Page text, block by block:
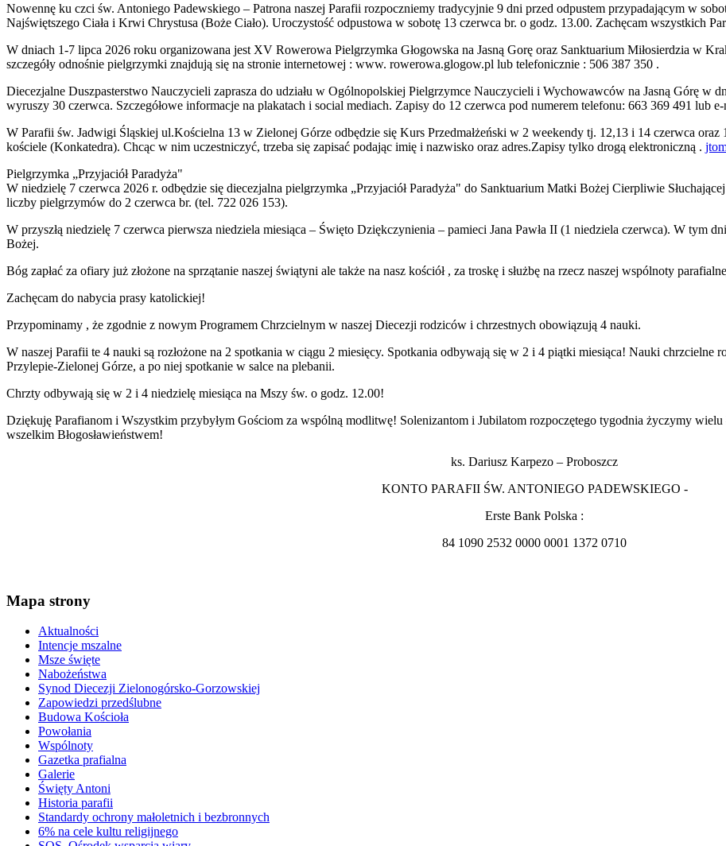
Nowennę ku czci św. Antoniego Padewskiego – Patrona naszej Parafii rozpoczniemy tradycyjnie 9 dni przed odpustem przypadającym w
Najświętszego Ciała i Krwi Chrystusa (Boże Ciało). Uroczystość odpustowa w sobotę 13 czerwca br. o godz. 13.00. Zachęcam wszystkich
W dniach 1-7 lipca 2026 roku organizowana jest XV Rowerowa Pielgrzymka Głogowska na Jasną Gorę oraz Sanktuarium Miłosierdzia w
szczegóły odnośnie pielgrzymki znajdują się na stronie internetowej : www. rowerowa.glogow.pl lub telefonicznie : 506 387 350 .
Diecezjalne Duszpasterstwo Nauczycieli zaprasza do udziału w Ogólnopolskiej Pielgrzymce Nauczycieli i Wychowawców na Jasną Górę w
wyruszy 30 czerwca. Szczegółowe informacje na plakatach i social mediach. Zapisy do 12 czerwca pod numerem telefonu: 663 369 491 lub
W Parafii św. Jadwigi Śląskiej ul.Kościelna 13 w Zielonej Górze odbędzie się Kurs Przedmałżeński w 2 weekendy tj. 12,13 i 14 czerwca
kościele (Konkatedra). Chcąc w nim uczestniczyć, trzeba się zapisać podając imię i nazwisko oraz adres.Zapisy tylko drogą elektroniczną .
Pielgrzymka „Przyjaciół Paradyża"
W niedzielę 7 czerwca 2026 r. odbędzie się diecezjalna pielgrzymka „Przyjaciół Paradyża" do Sanktuarium Matki Bożej Cierpliwie
liczby pielgrzymów do 2 czerwca br. (tel. 722 026 153).
W przyszłą niedzielę 7 czerwca pierwsza niedziela miesiąca – Święto Dziękczynienia – pamieci Jana Pawła II (1 niedziela czerwca). W tym
Bożej.
Bóg zapłać za ofiary już złożone na sprzątanie naszej świątyni ale także na nasz kościół , za troskę i służbę na rzecz naszej wspólnoty
Zachęcam do nabycia prasy katolickiej!
Przypominamy , że zgodnie z nowym Programem Chrzcielnym w naszej Diecezji rodziców i chrzestnych obowiązują 4 nauki.
W naszej Parafii te 4 nauki są rozłożone na 2 spotkania w ciągu 2 miesięcy. Spotkania odbywają się w 2 i 4 piątki miesiąca! Nauki chrzcielne
Przylepie-Zielonej Górze, a po niej spotkanie w salce na plebanii.
Chrzty odbywają się w 2 i 4 niedzielę miesiąca na Mszy św. o godz. 12.00!
Dziękuję Parafianom i Wszystkim przybyłym Gościom za wspólną modlitwę! Solenizantom i Jubilatom rozpoczętego tygodnia życzymy wielu
wszelkim Błogosławieństwem!
ks. Dariusz Karpezo – Proboszcz
KONTO PARAFII ŚW. ANTONIEGO PADEWSKIEGO -
Erste Bank Polska :
84 1090 2532 0000 0001 1372 0710
Mapa strony
Aktualności
Intencje mszalne
Msze święte
Nabożeństwa
Synod Diecezji Zielonogórsko-Gorzowskiej
Zapowiedzi przedślubne
Budowa Kościoła
Powołania
Wspólnoty
Gazetka prafialna
Galerie
Święty Antoni
Historia parafii
Standardy ochrony małoletnich i bezbronnych
6% na cele kultu religijnego